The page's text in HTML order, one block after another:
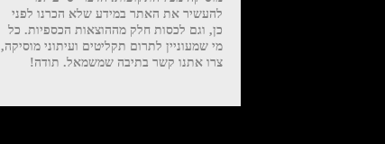
להעשיר את האתר במידע שלא הכרנו לפני
כן, וגם לכסות חלק מההוצאות הכספיות. כל
מי שמעוניין לתרום תקליטים ועיתוני מוסיקה,
צרו אתנו קשר בתיבה שמשמאל. תודה!